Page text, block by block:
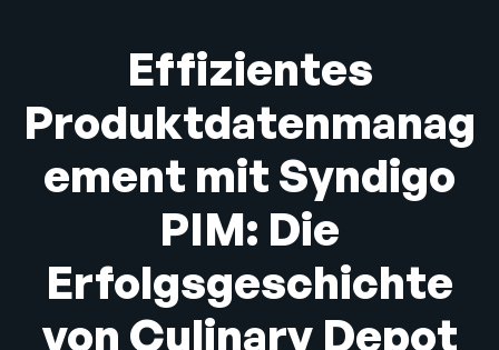
Branchen
Ressourcen
Unternehmen
Effizientes
Produktdatenmanag
ement mit Syndigo
PIM: Die
Erfolgsgeschichte
von Culinary Depot